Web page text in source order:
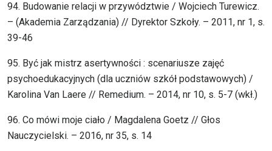
94. Budowanie relacji w przywództwie / Wojciech Turewicz.
– (Akademia Zarządzania) // Dyrektor Szkoły. – 2011, nr 1, s.
39-46
95. Być jak mistrz asertywności : scenariusze zajęć
psychoedukacyjnych (dla uczniów szkół podstawowych) /
Karolina Van Laere // Remedium. – 2014, nr 10, s. 5-7 (wkł.)
96. Co mówi moje ciało / Magdalena Goetz // Głos
Nauczycielski. – 2016, nr 35, s. 14